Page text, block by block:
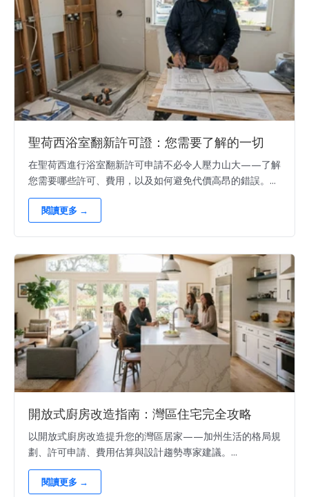
聖荷西浴室翻新許可證：您需要了解的一切
在聖荷西進行浴室翻新許可申請不必令人壓力山大——了解
您需要哪些許可、費用，以及如何避免代價高昂的錯誤。...
閱讀更多 →
開放式廚房改造指南：灣區住宅完全攻略
以開放式廚房改造提升您的灣區居家——加州生活的格局規
劃、許可申請、費用估算與設計趨勢專家建議。...
閱讀更多 →